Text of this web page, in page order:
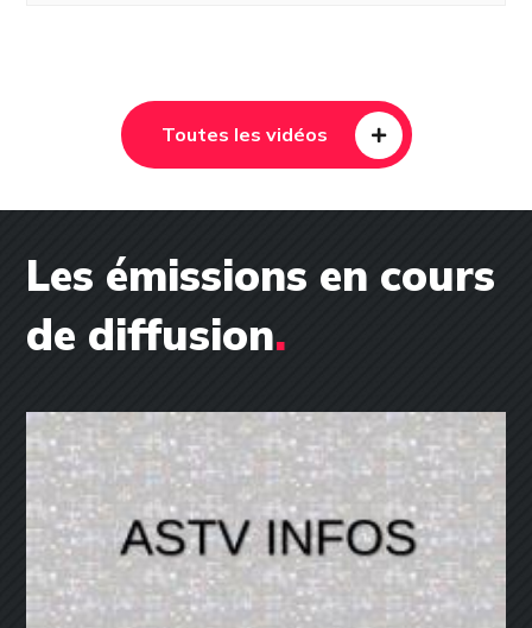
Toutes les vidéos
Les émissions en cours
de diffusion.